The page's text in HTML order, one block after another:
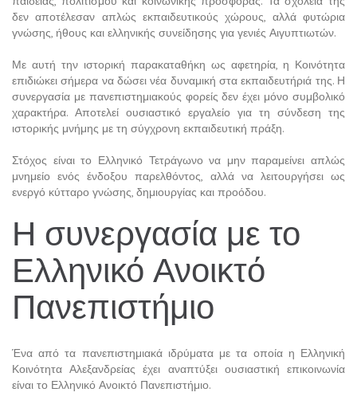
δεν αποτέλεσαν απλώς εκπαιδευτικούς χώρους, αλλά φυτώρια
γνώσης, ήθους και ελληνικής συνείδησης για γενιές Αιγυπτιωτών.
Με αυτή την ιστορική παρακαταθήκη ως αφετηρία, η Κοινότητα
επιδιώκει σήμερα να δώσει νέα δυναμική στα εκπαιδευτήριά της. Η
συνεργασία με πανεπιστημιακούς φορείς δεν έχει μόνο συμβολικό
χαρακτήρα. Αποτελεί ουσιαστικό εργαλείο για τη σύνδεση της
ιστορικής μνήμης με τη σύγχρονη εκπαιδευτική πράξη.
Στόχος είναι το Ελληνικό Τετράγωνο να μην παραμείνει απλώς
μνημείο ενός ένδοξου παρελθόντος, αλλά να λειτουργήσει ως
ενεργό κύτταρο γνώσης, δημιουργίας και προόδου.
Η συνεργασία με το
Ελληνικό Ανοικτό
Πανεπιστήμιο
Ένα από τα πανεπιστημιακά ιδρύματα με τα οποία η Ελληνική
Κοινότητα Αλεξανδρείας έχει αναπτύξει ουσιαστική επικοινωνία
είναι το Ελληνικό Ανοικτό Πανεπιστήμιο.